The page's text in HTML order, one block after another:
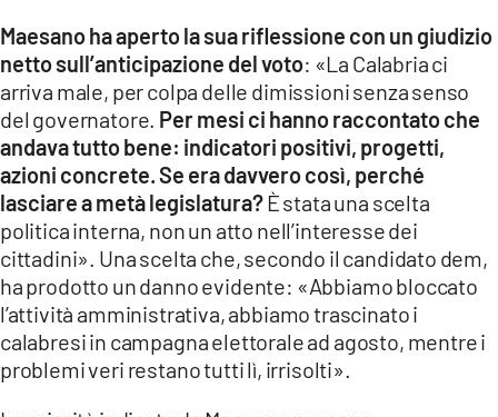
Maesano ha aperto la sua riflessione con un giudizio
netto sull’anticipazione del voto: «La Calabria ci
arriva male, per colpa delle dimissioni senza senso
del governatore. Per mesi ci hanno raccontato che
andava tutto bene: indicatori positivi, progetti,
azioni concrete. Se era davvero così, perché
lasciare a metà legislatura?È stata una scelta
politica interna, non un atto nell’interesse dei
cittadini». Una scelta che, secondo il candidato dem,
ha prodotto un danno evidente: «Abbiamo bloccato
l’attività amministrativa, abbiamo trascinato i
calabresi in campagna elettorale ad agosto, mentre i
problemi veri restano tutti lì, irrisolti».